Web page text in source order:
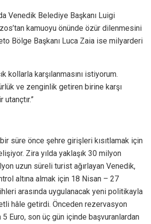
Venedik Belediye Başkanı Luigi
kamuoyu önünde özür dilenmesini
Bölge Başkanı Luca Zaia ise milyarderi
kollarla karşılanmasını istiyorum.
ve zenginlik getiren birine karşı
bir süre önce şehre girişleri kısıtlamak için
Zira yılda yaklaşık 30 milyon
uzun süreli turist ağırlayan Venedik,
altına almak için 18 Nisan – 27
arasında uygulanacak yeni politikayla
hâle getirdi. Önceden rezervasyon
Euro, son üç gün içinde başvuranlardan